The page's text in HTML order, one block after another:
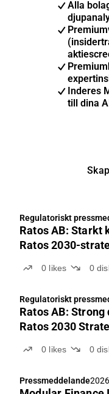
Alla
Inderes
till dina
Regulatoriskt
Ratos AB: Starkt
Ratos 2030-
0 likes 0
Regulatoriskt
Ratos AB:
Ratos 2030
0 likes 0
Pressmeddelande